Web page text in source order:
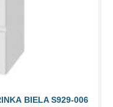
BIELA S929-006